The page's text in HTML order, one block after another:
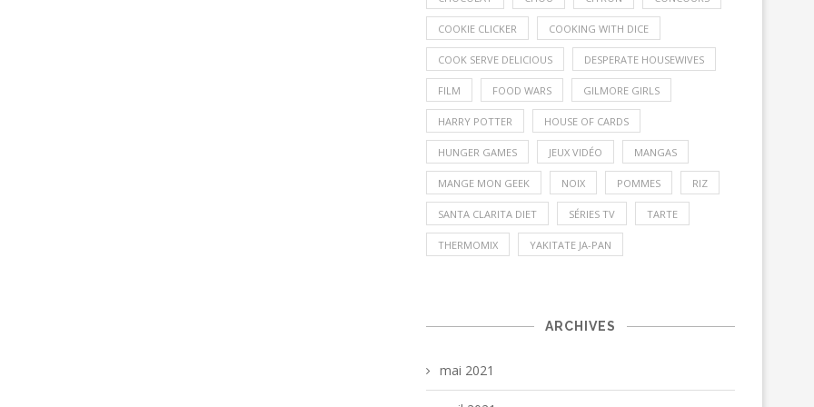
COOKIE CLICKER COOKING WITH DICE
COOK SERVE DELICIOUS DESPERATE HOUSEWIVES
FILM FOOD WARS GILMORE GIRLS
HARRY POTTER HOUSE OF CARDS
HUNGER GAMES JEUX VIDÉO MANGAS
MANGE MON GEEK NOIX POMMES RIZ
SANTA CLARITA DIET SÉRIES TV TARTE
THERMOMIX YAKITATE JA-PAN
ARCHIVES
mai 2021